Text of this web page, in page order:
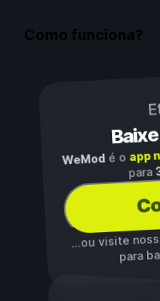
Como funciona?
WeModé o app
para
...ou visite
para